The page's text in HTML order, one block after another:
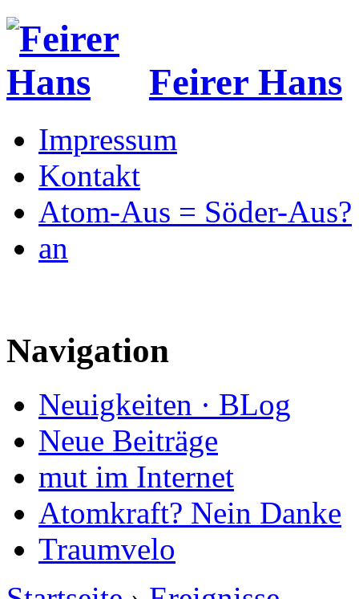
Feirer Hans
Impressum
Kontakt
Atom-Aus = Söder-Aus?
an
Navigation
Neuigkeiten · BLog
Neue Beiträge
mut im Internet
Atomkraft? Nein Danke
Traumvelo